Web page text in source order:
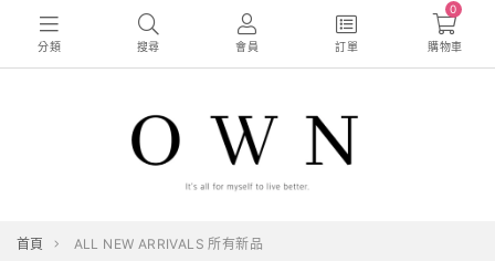
分類 搜尋 會員 訂單
0
購物車
首頁 ALL NEW ARRIVALS 所有新品